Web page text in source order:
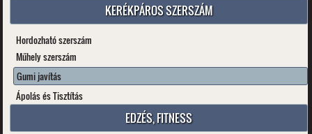
KERÉKPÁROS SZERSZÁM
Hordozható szerszám
Műhely szerszám
Gumi javítás
Ápolás és Tisztítás
EDZÉS, FITNESS